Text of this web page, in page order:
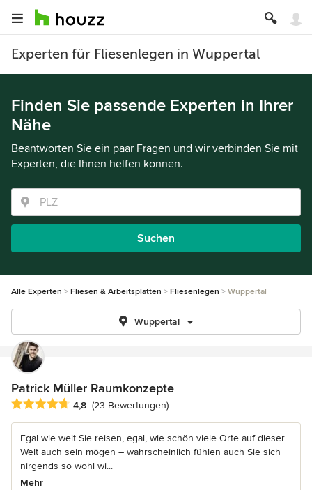
Experten für Fliesenlegen in Wuppertal
Finden Sie passende Experten in Ihrer
Nähe
Beantworten Sie ein paar Fragen und wir verbinden Sie mit
Experten, die Ihnen helfen können.
Suchen
Alle Experten Fliesen & Arbeitsplatten Fliesenlegen Wuppertal
Wuppertal
Patrick Müller Raumkonzepte
Durchschnittliche Bewertung: 4.8 von 5 Sternen
4,8 (23 Bewertungen)
Egal wie weit Sie reisen, egal, wie schön viele Orte auf dieser
Welt auch sein mögen – wahrscheinlich fühlen auch Sie sich
nirgends so wohl wi...
Mehr